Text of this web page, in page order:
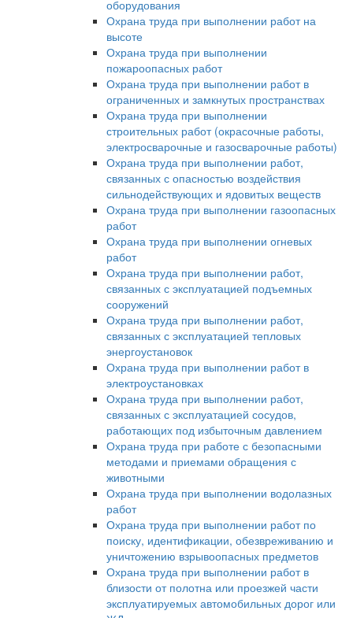
оборудования
Охрана труда при выполнении работ на
высоте
Охрана труда при выполнении
пожароопасных работ
Охрана труда при выполнении работ в
ограниченных и замкнутых пространствах
Охрана труда при выполнении
строительных работ (окрасочные работы,
электросварочные и газосварочные работы)
Охрана труда при выполнении работ,
связанных с опасностью воздействия
сильнодействующих и ядовитых веществ
Охрана труда при выполнении газоопасных
работ
Охрана труда при выполнении огневых
работ
Охрана труда при выполнении работ,
связанных с эксплуатацией подъемных
сооружений
Охрана труда при выполнении работ,
связанных с эксплуатацией тепловых
энергоустановок
Охрана труда при выполнении работ в
электроустановках
Охрана труда при выполнении работ,
связанных с эксплуатацией сосудов,
работающих под избыточным давлением
Охрана труда при работе с безопасными
методами и приемами обращения с
животными
Охрана труда при выполнении водолазных
работ
Охрана труда при выполнении работ по
поиску, идентификации, обезвреживанию и
уничтожению взрывоопасных предметов
Охрана труда при выполнении работ в
близости от полотна или проезжей части
эксплуатируемых автомобильных дорог или